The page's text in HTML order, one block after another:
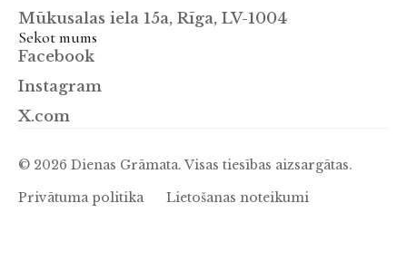
Mūkusalas iela 15a, Rīga, LV-1004
Sekot mums
Facebook
Instagram
X.com
© 2026 Dienas Grāmata. Visas tiesības aizsargātas.
Privātuma politika
Lietošanas noteikumi